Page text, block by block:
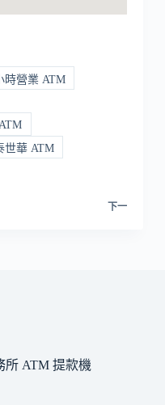
時營業 ATM
華 ATM
下一
所 ATM 提款機